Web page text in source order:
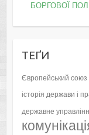
БОРГОВОЇ
ТЕҐИ
Європейський союз
історія держави і
державне